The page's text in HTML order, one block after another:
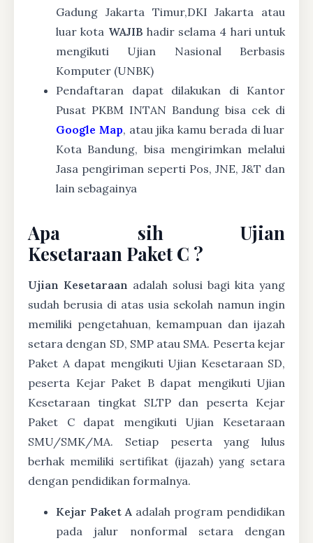
Gadung Jakarta Timur,DKI Jakarta atau
luar kota WAJIB hadir selama 4 hari untuk
mengikuti Ujian Nasional Berbasis
Komputer (UNBK)
Pendaftaran dapat dilakukan di Kantor
Pusat PKBM INTAN Bandung bisa cek di
Google Map, atau jika kamu berada di luar
Kota Bandung, bisa mengirimkan melalui
Jasa pengiriman seperti Pos, JNE, J&T dan
lain sebagainya
Apa sih Ujian
Kesetaraan Paket C ?
Ujian Kesetaraan adalah solusi bagi kita yang
sudah berusia di atas usia sekolah namun ingin
memiliki pengetahuan, kemampuan dan ijazah
setara dengan SD, SMP atau SMA. Peserta kejar
Paket A dapat mengikuti Ujian Kesetaraan SD,
peserta Kejar Paket B dapat mengikuti Ujian
Kesetaraan tingkat SLTP dan peserta Kejar
Paket C dapat mengikuti Ujian Kesetaraan
SMU/SMK/MA. Setiap peserta yang lulus
berhak memiliki sertifikat (ijazah) yang setara
dengan pendidikan formalnya.
Kejar Paket A adalah program pendidikan
pada jalur nonformal setara dengan